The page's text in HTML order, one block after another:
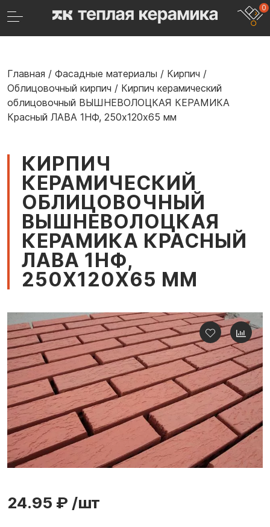
0
Главная / Фасадные материалы / Кирпич /
Облицовочный кирпич / Кирпич керамический
облицовочный ВЫШНЕВОЛОЦКАЯ КЕРАМИКА
Красный ЛАВА 1НФ, 250х120х65 мм
КИРПИЧ
КЕРАМИЧЕСКИЙ
ОБЛИЦОВОЧНЫЙ
ВЫШНЕВОЛОЦКАЯ
КЕРАМИКА КРАСНЫЙ
ЛАВА 1НФ,
250Х120Х65 ММ
24.95 ₽ /шт